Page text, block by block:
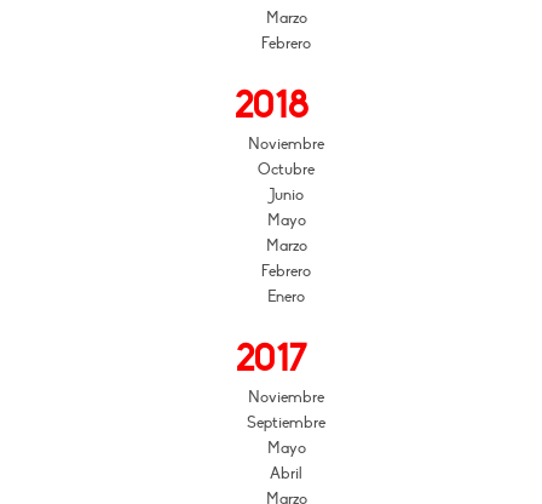
Marzo
Febrero
2018
Noviembre
Octubre
Junio
Mayo
Marzo
Febrero
Enero
2017
Noviembre
Septiembre
Mayo
Abril
Marzo